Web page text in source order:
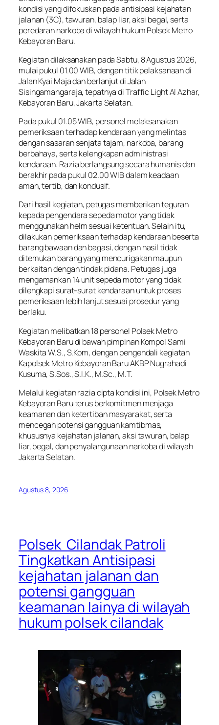
kondisi yang difokuskan pada antisipasi kejahatan
jalanan (3C), tawuran, balap liar, aksi begal, serta
peredaran narkoba di wilayah hukum Polsek Metro
Kebayoran Baru.
Kegiatan dilaksanakan pada Sabtu, 8 Agustus 2026,
mulai pukul 01.00 WIB, dengan titik pelaksanaan di
Jalan Kyai Maja dan berlanjut di Jalan
Sisingamangaraja, tepatnya di Traffic Light Al Azhar,
Kebayoran Baru, Jakarta Selatan.
Pada pukul 01.05 WIB, personel melaksanakan
pemeriksaan terhadap kendaraan yang melintas
dengan sasaran senjata tajam, narkoba, barang
berbahaya, serta kelengkapan administrasi
kendaraan. Razia berlangsung secara humanis dan
berakhir pada pukul 02.00 WIB dalam keadaan
aman, tertib, dan kondusif.
Dari hasil kegiatan, petugas memberikan teguran
kepada pengendara sepeda motor yang tidak
menggunakan helm sesuai ketentuan. Selain itu,
dilakukan pemeriksaan terhadap kendaraan beserta
barang bawaan dan bagasi, dengan hasil tidak
ditemukan barang yang mencurigakan maupun
berkaitan dengan tindak pidana. Petugas juga
mengamankan 14 unit sepeda motor yang tidak
dilengkapi surat-surat kendaraan untuk proses
pemeriksaan lebih lanjut sesuai prosedur yang
berlaku.
Kegiatan melibatkan 18 personel Polsek Metro
Kebayoran Baru di bawah pimpinan Kompol Sami
Waskita W.S., S.Kom, dengan pengendali kegiatan
Kapolsek Metro Kebayoran Baru AKBP Nugrahadi
Kusuma, S.Sos., S.I.K., M.Sc., M.T.
Melalui kegiatan razia cipta kondisi ini, Polsek Metro
Kebayoran Baru terus berkomitmen menjaga
keamanan dan ketertiban masyarakat, serta
mencegah potensi gangguan kamtibmas,
khususnya kejahatan jalanan, aksi tawuran, balap
liar, begal, dan penyalahgunaan narkoba di wilayah
Jakarta Selatan.
Agustus 8, 2026
Polsek Cilandak Patroli
Tingkatkan Antisipasi
kejahatan jalanan dan
potensi gangguan
keamanan lainya di wilayah
hukum polsek cilandak